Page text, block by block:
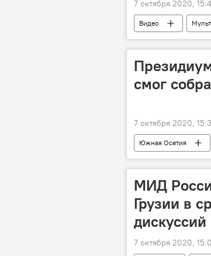
7 октября 2020,
Видео
смог
7 октября 2020,
Южная Осетия
МИД
Грузии в
дискуссий
7 октября 2020,